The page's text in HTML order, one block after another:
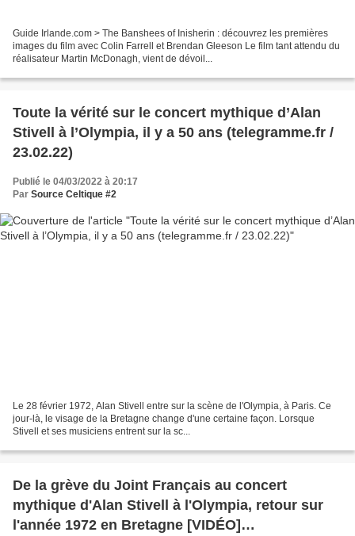
Guide Irlande.com > The Banshees of Inisherin : découvrez les premières
images du film avec Colin Farrell et Brendan Gleeson Le film tant attendu du
réalisateur Martin McDonagh, vient de dévoil...
Toute la vérité sur le concert mythique d’Alan
Stivell à l’Olympia, il y a 50 ans (telegramme.fr /
23.02.22)
Publié le 04/03/2022 à 20:17
Par Source Celtique #2
Le 28 février 1972, Alan Stivell entre sur la scène de l'Olympia, à Paris. Ce
jour-là, le visage de la Bretagne change d'une certaine façon. Lorsque
Stivell et ses musiciens entrent sur la sc...
De la grève du Joint Français au concert
mythique d'Alan Stivell à l'Olympia, retour sur
l'année 1972 en Bretagne [VIDÉO]